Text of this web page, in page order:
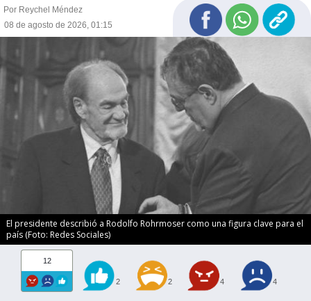
Por Reychel Méndez
08 de agosto de 2026, 01:15
El presidente describió a Rodolfo Rohrmoser como una figura clave para el
país (Foto: Redes Sociales)
12
2 2 4 4